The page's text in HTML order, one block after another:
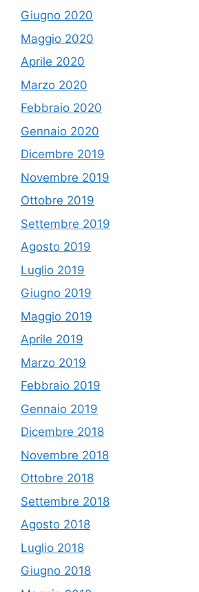
Giugno 2020
Maggio 2020
Aprile 2020
Marzo 2020
Febbraio 2020
Gennaio 2020
Dicembre 2019
Novembre 2019
Ottobre 2019
Settembre 2019
Agosto 2019
Luglio 2019
Giugno 2019
Maggio 2019
Aprile 2019
Marzo 2019
Febbraio 2019
Gennaio 2019
Dicembre 2018
Novembre 2018
Ottobre 2018
Settembre 2018
Agosto 2018
Luglio 2018
Giugno 2018